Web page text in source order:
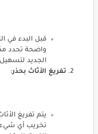
قبل البدء في
واضحة تحدد
الجديد
تفريغ الأثاث بحذر:
يتم تفريغ
تخريب أي شيء